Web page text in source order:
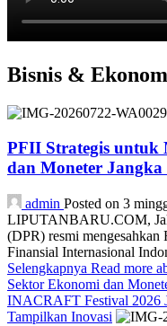
Bisnis &
PFII Strategis untuk
dan Moneter
admin Posted on 3
LIPUTANBARU.COM,
(DPR) resmi mengesahkan
Finansial Internasional
Selengkapnya Read more
Sektor Ekonomi dan
INACRAFT Festival 2026
Tampilkan Inovasi